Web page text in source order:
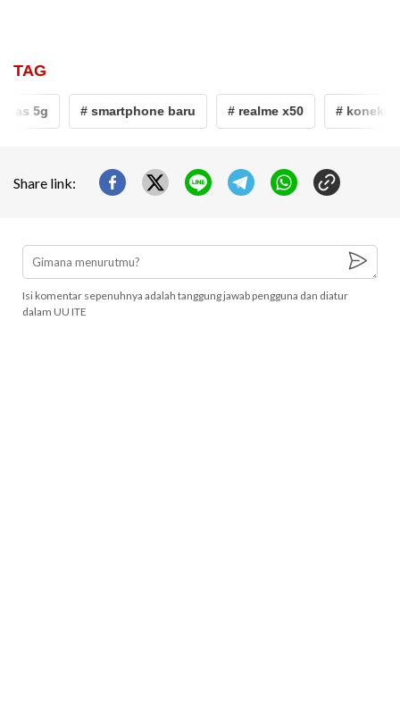
TAG
5g # smartphone baru # realme x50 #
Share link:
Isi komentar sepenuhnya adalah tanggung jawab pengguna dan diatur
dalam UU ITE